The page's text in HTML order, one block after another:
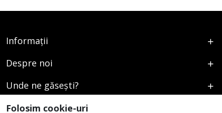
Informații
Despre noi
Unde ne găsești?
Urmați-ne
Folosim cookie-uri